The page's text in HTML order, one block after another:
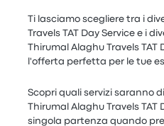
Ti lasciamo scegliere tra i
Travels TAT Day Service e i
Thirumal Alaghu Travels TAT
l'offerta perfetta per le tue
Scopri quali servizi saranno
Thirumal Alaghu Travels TAT
singola partenza quando